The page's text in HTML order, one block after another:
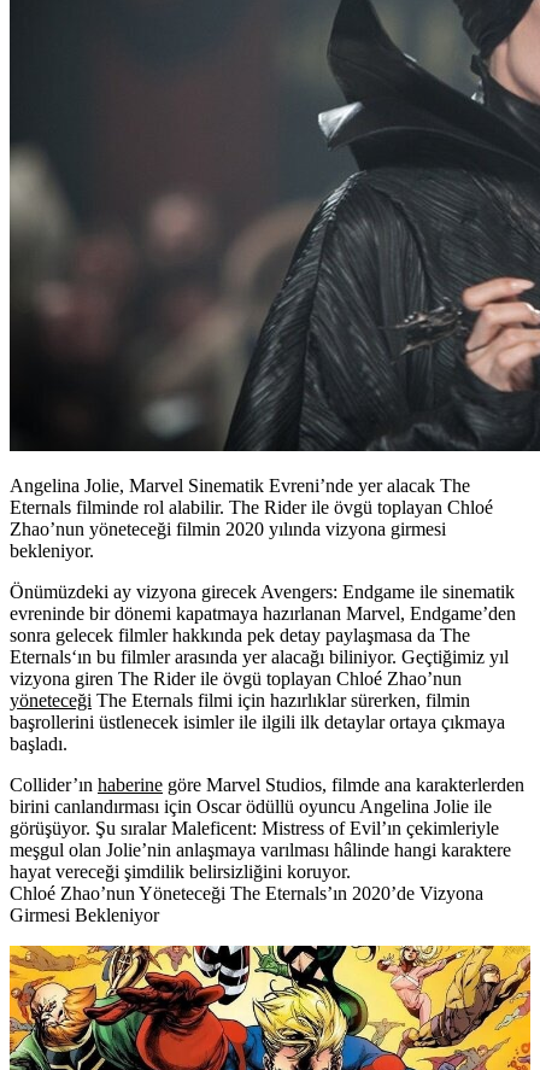
Angelina Jolie, Marvel Sinematik Evreni’nde yer alacak The
Eternals filminde rol alabilir. The Rider ile övgü toplayan Chloé
Zhao’nun yöneteceği filmin 2020 yılında vizyona girmesi
bekleniyor.
Önümüzdeki ay vizyona girecek Avengers: Endgame ile sinematik
evreninde bir dönemi kapatmaya hazırlanan Marvel, Endgame’den
sonra gelecek filmler hakkında pek detay paylaşmasa da The
Eternals‘ın bu filmler arasında yer alacağı biliniyor. Geçtiğimiz yıl
vizyona giren The Rider ile övgü toplayan Chloé Zhao’nun
yöneteceği The Eternals filmi için hazırlıklar sürerken, filmin
başrollerini üstlenecek isimler ile ilgili ilk detaylar ortaya çıkmaya
başladı.
Collider’ın haberine göre Marvel Studios, filmde ana karakterlerden
birini canlandırması için Oscar ödüllü oyuncu Angelina Jolie ile
görüşüyor. Şu sıralar Maleficent: Mistress of Evil’ın çekimleriyle
meşgul olan Jolie’nin anlaşmaya varılması hâlinde hangi karaktere
hayat vereceği şimdilik belirsizliğini koruyor.
Chloé Zhao’nun Yöneteceği The Eternals’ın 2020’de Vizyona
Girmesi Bekleniyor